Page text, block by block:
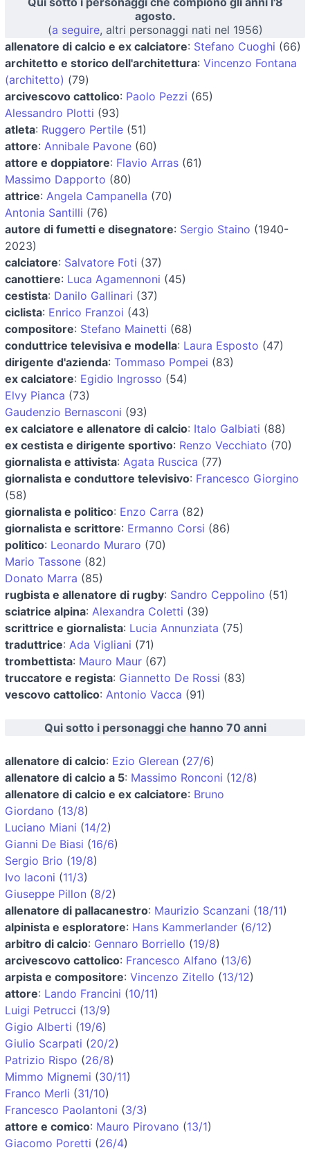
agosto.
(a seguire, altri personaggi nati nel 1956)
allenatore di calcio e ex calciatore: Stefano Cuoghi (66)
architetto e storico dell'architettura: Vincenzo Fontana
(architetto) (79)
arcivescovo cattolico: Paolo Pezzi (65)
Alessandro Plotti (93)
atleta: Ruggero Pertile (51)
attore: Annibale Pavone (60)
attore e doppiatore: Flavio Arras (61)
Massimo Dapporto (80)
attrice: Angela Campanella (70)
Antonia Santilli (76)
autore di fumetti e disegnatore: Sergio Staino (1940-
2023)
calciatore: Salvatore Foti (37)
canottiere: Luca Agamennoni (45)
cestista: Danilo Gallinari (37)
ciclista: Enrico Franzoi (43)
compositore: Stefano Mainetti (68)
conduttrice televisiva e modella: Laura Esposto (47)
dirigente d'azienda: Tommaso Pompei (83)
ex calciatore: Egidio Ingrosso (54)
Elvy Pianca (73)
Gaudenzio Bernasconi (93)
ex calciatore e allenatore di calcio: Italo Galbiati (88)
ex cestista e dirigente sportivo: Renzo Vecchiato (70)
giornalista e attivista: Agata Ruscica (77)
giornalista e conduttore televisivo: Francesco Giorgino
(58)
giornalista e politico: Enzo Carra (82)
giornalista e scrittore: Ermanno Corsi (86)
politico: Leonardo Muraro (70)
Mario Tassone (82)
Donato Marra (85)
rugbista e allenatore di rugby: Sandro Ceppolino (51)
sciatrice alpina: Alexandra Coletti (39)
scrittrice e giornalista: Lucia Annunziata (75)
traduttrice: Ada Vigliani (71)
trombettista: Mauro Maur (67)
truccatore e regista: Giannetto De Rossi (83)
vescovo cattolico: Antonio Vacca (91)
Qui sotto i personaggi che hanno 70 anni
allenatore di calcio: Ezio Glerean (27/6)
allenatore di calcio a 5: Massimo Ronconi (12/8)
allenatore di calcio e ex calciatore: Bruno
Giordano (13/8)
Luciano Miani (14/2)
Gianni De Biasi (16/6)
Sergio Brio (19/8)
Ivo Iaconi (11/3)
Giuseppe Pillon (8/2)
allenatore di pallacanestro: Maurizio Scanzani (18/11)
alpinista e esploratore: Hans Kammerlander (6/12)
arbitro di calcio: Gennaro Borriello (19/8)
arcivescovo cattolico: Francesco Alfano (13/6)
arpista e compositore: Vincenzo Zitello (13/12)
attore: Lando Francini (10/11)
Luigi Petrucci (13/9)
Gigio Alberti (19/6)
Giulio Scarpati (20/2)
Patrizio Rispo (26/8)
Mimmo Mignemi (30/11)
Franco Merli (31/10)
Francesco Paolantoni (3/3)
attore e comico: Mauro Pirovano (13/1)
Giacomo Poretti (26/4)